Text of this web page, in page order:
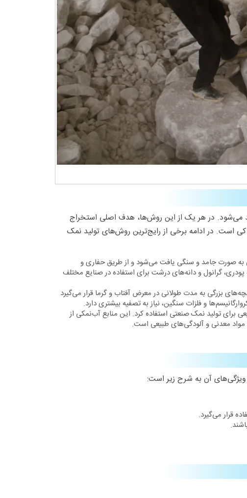
می‌شود. در هر یک از این روش‌ها، هدف اصلی استخراج
است. در ادامه برخی از رایج‌ترین روش‌های تولید نمک
به صورت جامد و سنگی یافت می‌شود و از طریق حفاری و
گرانول و دانه‌های درشت برای استفاده در صنایع مختلف
بزرگی به مدت طولانی در معرض آفتاب و گرما قرار می‌گیرد
و فلزات سنگین، نیاز به تصفیه بیشتری دارد.
برای تولید نمک صنعتی استفاده کرد. این منابع آب‌نمکی از
معدنی و آلودگی‌های طبیعی است.
قرار می‌گیرد.